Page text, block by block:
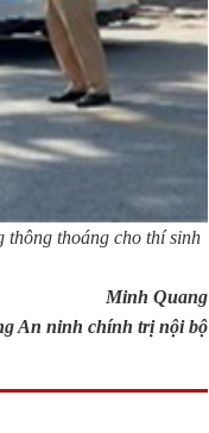
thoáng cho thí sinh
Minh Quang
An ninh chính trị nội bộ